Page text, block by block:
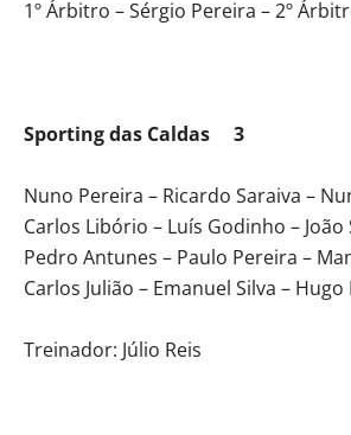
1º Árbitro – Sérgio Pereira – 2º
Sporting das Caldas 3
Nuno Pereira – Ricardo Saraiva –
Carlos Libório – Luís Godinho – João
Pedro Antunes – Paulo Pereira –
Carlos Julião – Emanuel Silva – Hugo
Treinador: Júlio Reis